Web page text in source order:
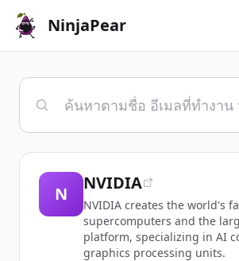
NinjaPear
N
NVIDIA
NVIDIA creates the world's
supercomputers and the
platform, specializing in AI
graphics processing units.